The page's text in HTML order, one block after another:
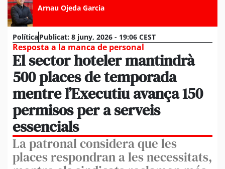
Arnau Ojeda Garcia
PolíticaPublicat: 8 juny, 2026 - 19:06 CEST
Resposta a la manca de personal
El sector hoteler mantindrà
500 places de temporada
mentre l’Executiu avança 150
permisos per a serveis
essencials
La patronal considera que les
places respondran a les necessitats,